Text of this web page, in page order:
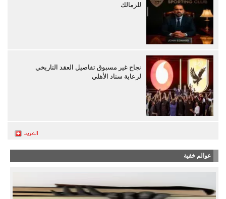
للزمالك
نجاح غير مسبوق تفاصيل العقد التاريخي
لرعاية ستاد الأهلي
عوالم خفية